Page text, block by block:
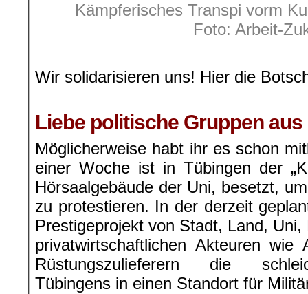
Kämpferisches Transpi vorm
Foto: Arbeit-
Wir solidarisieren uns! Hier die
Liebe politische Gruppen
Möglicherweise habt ihr es schon
einer Woche ist in Tübingen der
Hörsaalgebäude der Uni, besetzt,
zu protestieren. In der derzeit
Prestigeprojekt von Stadt, Land,
privatwirtschaftlichen Akteuren
Rüstungszulieferern die
Tübingens in einen Standort für